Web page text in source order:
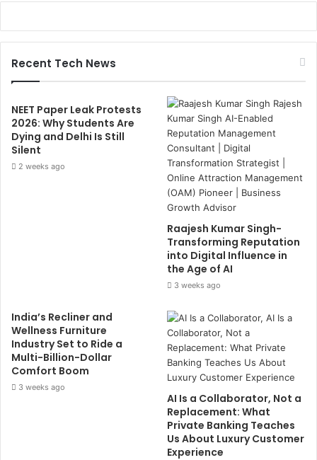
Recent Tech News
NEET Paper Leak Protests
2026: Why Students Are
Dying and Delhi Is Still
Silent
2 weeks ago
Raajesh Kumar Singh-
Transforming Reputation
into Digital Influence in
the Age of AI
3 weeks ago
India’s Recliner and
Wellness Furniture
Industry Set to Ride a
Multi-Billion-Dollar
Comfort Boom
3 weeks ago
AI Is a Collaborator, Not a
Replacement: What
Private Banking Teaches
Us About Luxury Customer
Experience